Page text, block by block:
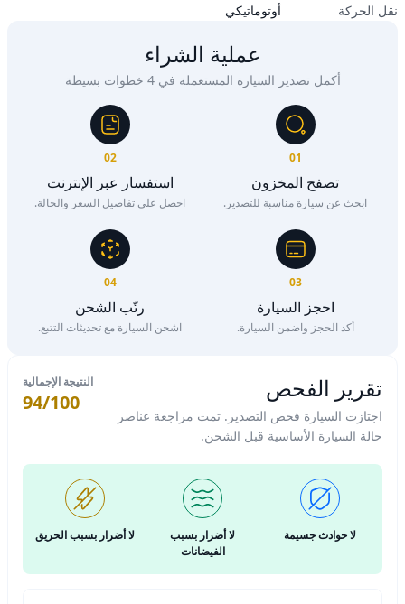
نقل الحركة
أوتوماتيكي
عملية الشراء
أكمل تصدير السيارة المستعملة في 4 خطوات بسيطة
01
تصفح المخزون
ابحث عن سيارة مناسبة للتصدير.
02
استفسار عبر الإنترنت
احصل على تفاصيل السعر والحالة.
03
احجز السيارة
أكد الحجز واضمن السيارة.
04
رتّب الشحن
اشحن السيارة مع تحديثات التتبع.
تقرير الفحص
اجتازت السيارة فحص التصدير. تمت مراجعة عناصر
حالة السيارة الأساسية قبل الشحن.
النتيجة الإجمالية
94/100
لا حوادث جسيمة
لا أضرار بسبب
الفيضانات
لا أضرار بسبب الحريق